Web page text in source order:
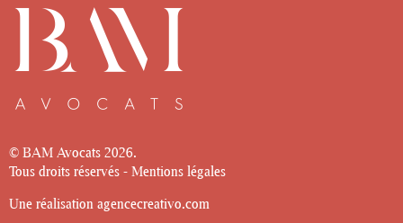
© BAM Avocats 2026.
Tous droits réservés - Mentions légales
Une réalisation agencecreativo.com